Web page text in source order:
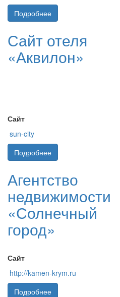
Подробнее
Сайт отеля
«Аквилон»
Сайт
sun-city
Подробнее
Агентство
недвижимости
«Солнечный
город»
Сайт
http://kamen-krym.ru
Подробнее